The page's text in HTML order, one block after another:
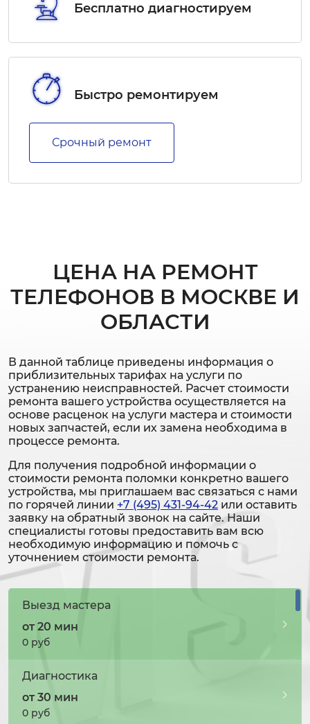
Бесплатно диагностируем
Быстро ремонтируем
Срочный ремонт
ЦЕНА НА РЕМОНТ
ТЕЛЕФОНОВ В МОСКВЕ И
ОБЛАСТИ
В данной таблице приведены информация о
приблизительных тарифах на услуги по
устранению неисправностей. Расчет стоимости
ремонта вашего устройства осуществляется на
основе расценок на услуги мастера и стоимости
новых запчастей, если их замена необходима в
процессе ремонта.
Для получения подробной информации о
стоимости ремонта поломки конкретно вашего
устройства, мы приглашаем вас связаться с нами
по горячей линии +7 (495) 431-94-42 или оставить
заявку на обратный звонок на сайте. Наши
специалисты готовы предоставить вам всю
необходимую информацию и помочь с
уточнением стоимости ремонта.
Выезд мастера
от 20 мин
0 руб
Диагностика
от 30 мин
0 руб